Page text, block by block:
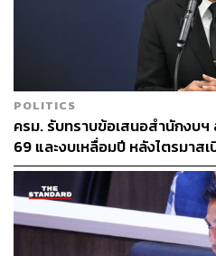
ABOUT
ศวิตา พูลเส
ช่างภาพข่า
STANDARD
POLITICS
ครม. รับทราบข้อเสนอสำนักงบฯ
69 และงบเหลื่อมปี หลังไตรมาส
กระตุ้นเศรษฐกิจโตให้เติบโต